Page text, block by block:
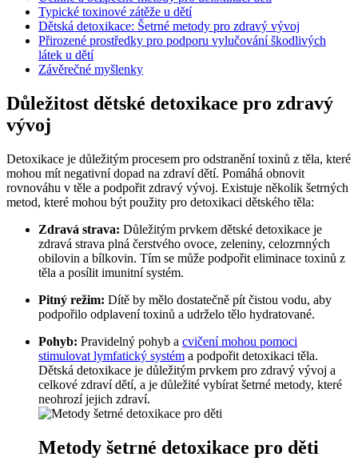
Typické toxinové zátěže u dětí
Dětská detoxikace: Šetrné metody pro zdravý vývoj
Přirozené prostředky pro podporu vylučování škodlivých
látek u dětí
Závěrečné myšlenky
Důležitost dětské detoxikace pro zdravý
vývoj
Detoxikace je důležitým procesem pro odstranění toxinů z těla, které
mohou mít negativní dopad na zdraví dětí. Pomáhá obnovit
rovnováhu v těle a podpořit zdravý vývoj. Existuje několik šetrných
metod, které mohou být použity pro detoxikaci dětského těla:
Zdravá strava: Důležitým prvkem dětské detoxikace je
zdravá strava plná čerstvého ovoce, zeleniny, celozrnných
obilovin a bílkovin. Tím se může podpořit eliminace toxinů z
těla a posílit imunitní systém.
Pitný režim: Dítě by mělo dostatečně pít čistou vodu, aby
podpořilo odplavení toxinů a udrželo tělo hydratované.
Pohyb: Pravidelný pohyb a cvičení mohou pomoci
stimulovat lymfatický systém a podpořit detoxikaci těla.
Dětská detoxikace je důležitým prvkem pro zdravý vývoj a
celkové zdraví dětí, a je důležité vybírat šetrné metody, které
neohrozí jejich zdraví.
Metody šetrné detoxikace pro děti